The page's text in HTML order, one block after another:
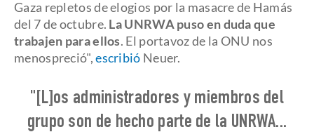
Gaza repletos de elogios por la masacre de Hamás
del 7 de octubre. La UNRWA puso en duda que
trabajen para ellos. El portavoz de la ONU nos
menospreció",escribió Neuer.
"[L]os administradores y miembros del
grupo son de hecho parte de la UNRWA...